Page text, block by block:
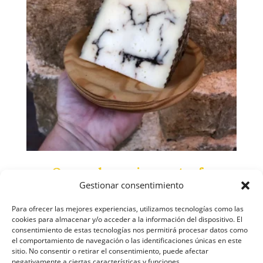
Gestionar consentimiento
Para ofrecer las mejores experiencias, utilizamos tecnologías como las
cookies para almacenar y/o acceder a la información del dispositivo. El
consentimiento de estas tecnologías nos permitirá procesar datos como
el comportamiento de navegación o las identificaciones únicas en este
sitio. No consentir o retirar el consentimiento, puede afectar
Queso de oveja con trufa
Añadir al carrito